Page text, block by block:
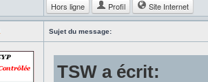
Hors ligne Profil Site Internet
Sujet du message:
TSW a écrit: